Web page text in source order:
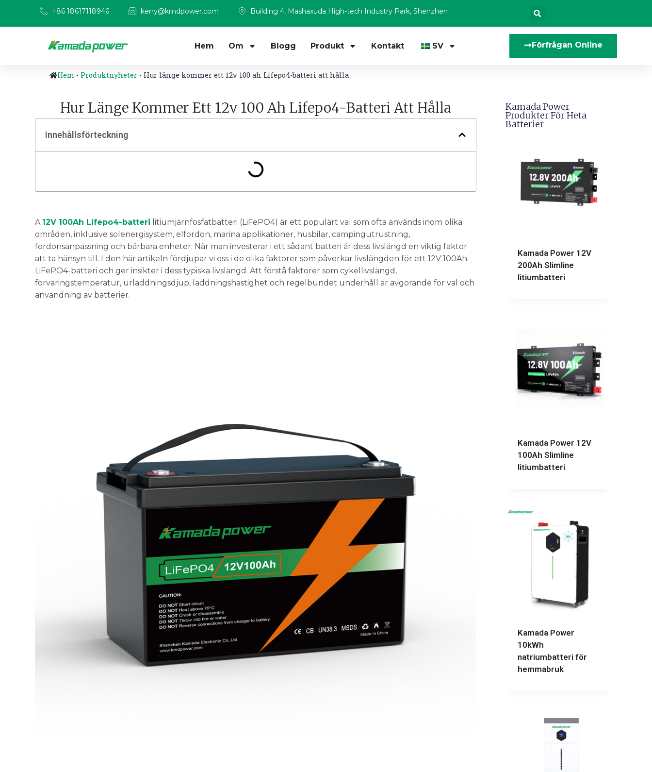
+86 18617118946 kerry@kmdpower.com Building 4, Mashaxuda High-tech Industry Park, Shenzhen
Hem Om Blogg Produkt Kontakt SV Förfrågan Online
Hem - Produktnyheter - Hur länge kommer ett 12v 100 ah Lifepo4-batteri att hålla
Hur Länge Kommer Ett 12v 100 Ah Lifepo4-Batteri Att Hålla
Innehållsförteckning
A 12V 100Ah Lifepo4-batteri litiumjärnfosfatbatteri (LiFePO4) är ett populärt val som ofta används inom olika
områden, inklusive solenergisystem, elfordon, marina applikationer, husbilar, campingutrustning,
fordonsanpassning och bärbara enheter. När man investerar i ett sådant batteri är dess livslängd en viktig faktor
att ta hänsyn till. I den här artikeln fördjupar vi oss i de olika faktorer som påverkar livslängden för ett 12V 100Ah
LiFePO4-batteri och ger insikter i dess typiska livslängd. Att förstå faktorer som cykellivslängd,
förvaringstemperatur, urladdningsdjup, laddningshastighet och regelbundet underhåll är avgörande för val och
användning av batterier.
Kamada Power
Produkter För Heta
Batterier
Kamada Power 12V
200Ah Slimline
litiumbatteri
Kamada Power 12V
100Ah Slimline
litiumbatteri
Kamada Power
10kWh
natriumbatteri för
hemmabruk